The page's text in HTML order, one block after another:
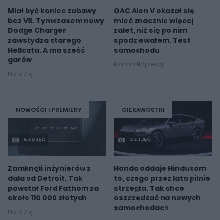
Miał być koniec zabawy
bez V8. Tymczasem nowy
Dodge Charger
zawstydza starego
Hellcata. A ma sześć
garów
Piotr Zajt
GAC Aion V okazał się
mieć znacznie więcej
zalet, niż się po nim
spodziewałem. Test
samochodu
Marcin Napieraj
NOWOŚCI I PREMIERY
5 ZDJĘĆ
Zamknęli inżynierów z
dala od Detroit. Tak
powstał Ford Fathom za
około 110 000 złotych
Piotr Zajt
CIEKAWOSTKI
3 ZDJĘĆ
Honda oddaje Hindusom
to, czego przez lata pilnie
strzegła. Tak chce
oszczędzać na nowych
samochodach